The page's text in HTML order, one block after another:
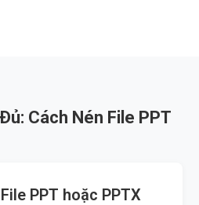
Cách Nén File PPT
PPT hoặc PPTX